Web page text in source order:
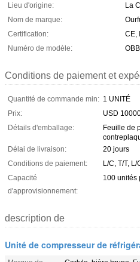
Lieu d'origine:
La
Nom de marque:
Certification:
CE,
Numéro de modèle:
Conditions de paiement et
Quantité de commande min: 1 UNITÉ
Prix:
USD
Détails d'emballage:
Feuille de
Délai de livraison:
20 jours
Conditions de paiement:
L/C, T/T, L/
Capacité
d'approvisionnement:
100 unités
description de
Unité de compresseur de